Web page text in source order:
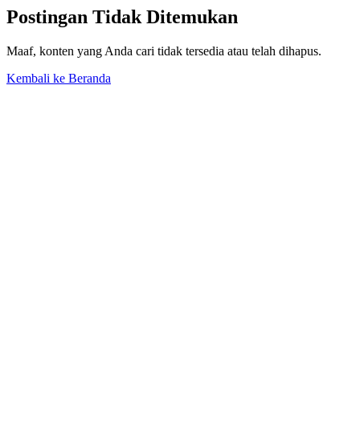
Postingan Tidak Ditemukan
Maaf, konten yang Anda cari tidak tersedia atau telah dihapus.
Kembali ke Beranda